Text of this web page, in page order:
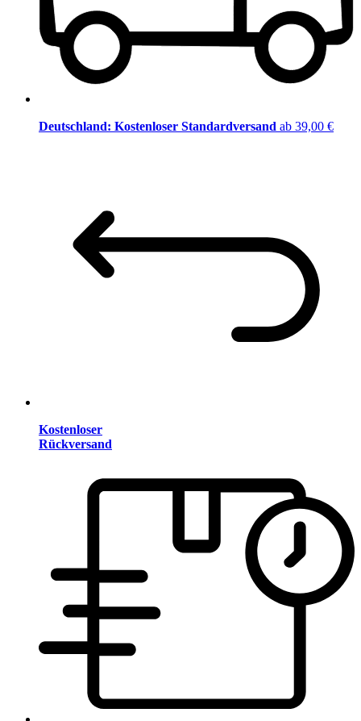
Deutschland: Kostenloser Standardversand ab 39,00 €
Kostenloser
Rückversand